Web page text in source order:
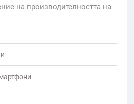
на производителността на